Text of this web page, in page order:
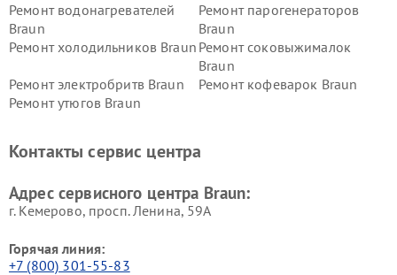
Ремонт водонагревателей
Braun
Ремонт парогенераторов
Braun
Ремонт холодильников Braun Ремонт соковыжималок
Braun
Ремонт электробритв Braun
Ремонт кофеварок Braun
Ремонт утюгов Braun
Контакты сервис центра
Адрес сервисного центра Braun:
г. Кемерово, просп. Ленина, 59А
Горячая линия:
+7 (800) 301-55-83